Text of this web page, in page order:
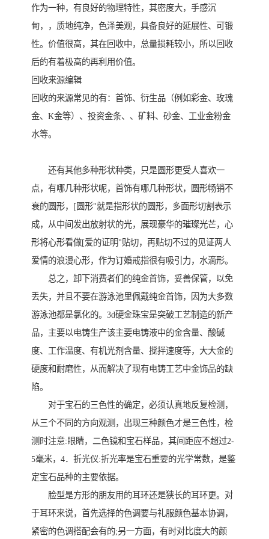
作为一种，有良好的物理特性，其密度大，手感沉
甸，，质地纯净，色泽美观，具备良好的延展性、可锻
性。价值很高，其在回收中，总量损耗较小，所以回收
后的有着极高的再利用价值。
回收来源编辑
回收的来源常见的有：首饰、衍生品（例如彩金、玫瑰
金、K金等）、投资金条、、矿料、砂金、工业金粉金
水等。
还有其他多种形状种类，只是圆形更受人喜欢一
点，有哪几种形状呢，首饰有哪几种形状，圆形畅销不
衰的圆形，[圆形"就是指形状的圆形，多面形切割表示
成，从中间发出放射状的光，展现豪华的璀璨光芒，心
形将心形看做[爱的证明"贴切，再贴切不过的见证两人
爱情的浪漫心形，作为订婚戒指很有吸引力，水滴形。
总之，卸下消费者们的纯金首饰，妥善保管，以免
丢失，并且不要在游泳池里佩戴纯金首饰，因为大多数
游泳池都是氯化的。3d硬金珠宝是突破工艺制造的新产
品，主要以电铸生产该主要电铸液中的金含量、酸碱
度、工作温度、有机光剂含量、搅拌速度等，大大金的
硬度和耐磨性，从而解决了现有电铸工艺中金饰品的缺
陷。
对于宝石的三色性的确定，必须认真地反复检测，
从三个不同的方向观测，出现三种颜色才是三色性，检
测时注意:眼睛，二色镜和宝石样品，其间距应不超过2-
5毫米，4．折光仪:折光率是宝石重要的光学常数，是鉴
定宝石品种的主要依据。
脸型是方形的朋友用的耳环还是狭长的耳环更。对
于耳环来说，首先选择的色调要与礼服颜色基本协调，
紧密的色调搭配会有的;另一方面，有时对比度大的颜